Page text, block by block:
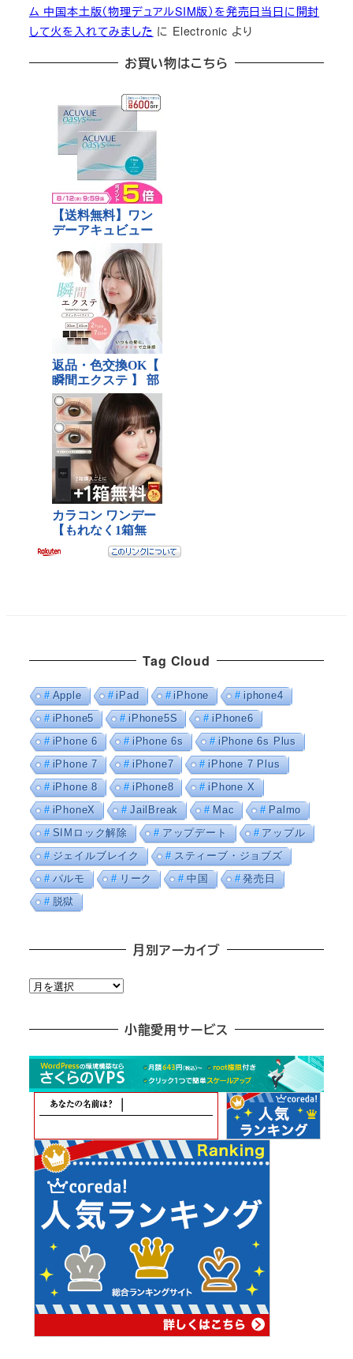
ム 中国本土版（物理デュアルSIM版）を発売日当日に開封
して火を入れてみました に Electronic より
お買い物はこちら
Tag Cloud
Apple iPad iPhone
iphone4
iPhone5
iPhone5S
iPhone6
iPhone 6
iPhone 6s
iPhone 6s Plus
iPhone 7
iPhone7
iPhone 7 Plus
iPhone 8
iPhone8
iPhone X
iPhoneX
JailBreak Mac
Palmo
SIMロック解除
アップデート
アップル
ジェイルブレイク
スティーブ・ジョブズ
パルモ
リーク 中国
発売日
脱獄
月別アーカイブ
月
カ
小龍愛用サービス